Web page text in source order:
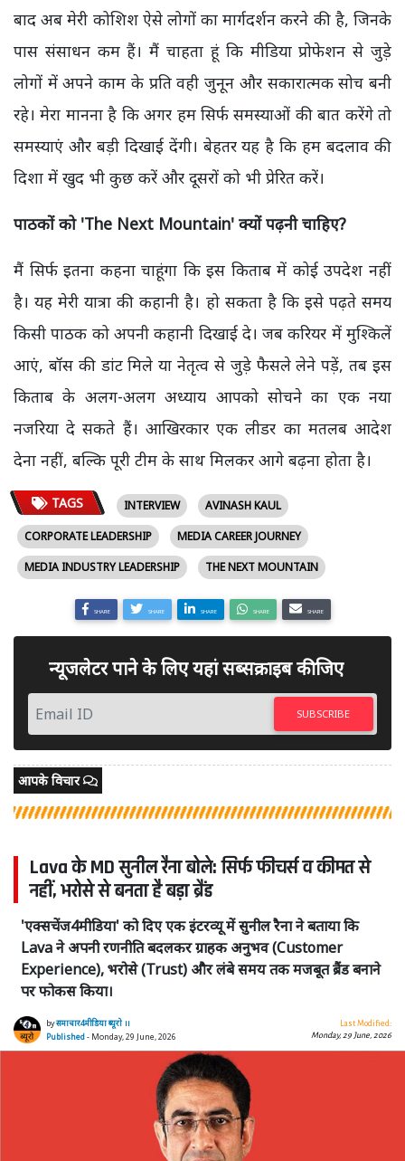
बाद अब मेरी कोशिश ऐसे लोगों का मार्गदर्शन करने की है, जिनके
पास संसाधन कम हैं। मैं चाहता हूं कि मीडिया प्रोफेशन से जुड़े
लोगों में अपने काम के प्रति वही जुनून और सकारात्मक सोच बनी
रहे। मेरा मानना है कि अगर हम सिर्फ समस्याओं की बात करेंगे तो
समस्याएं और बड़ी दिखाई देंगी। बेहतर यह है कि हम बदलाव की
दिशा में खुद भी कुछ करें और दूसरों को भी प्रेरित करें।
पाठकों को 'The Next Mountain' क्यों पढ़नी चाहिए?
मैं सिर्फ इतना कहना चाहूंगा कि इस किताब में कोई उपदेश नहीं
है। यह मेरी यात्रा की कहानी है। हो सकता है कि इसे पढ़ते समय
किसी पाठक को अपनी कहानी दिखाई दे। जब करियर में मुश्किलें
आएं, बॉस की डांट मिले या नेतृत्व से जुड़े फैसले लेने पड़ें, तब इस
किताब के अलग-अलग अध्याय आपको सोचने का एक नया
नजरिया दे सकते हैं। आखिरकार एक लीडर का मतलब आदेश
देना नहीं, बल्कि पूरी टीम के साथ मिलकर आगे बढ़ना होता है।
TAGS INTERVIEW
AVINASH KAUL
CORPORATE LEADERSHIP
MEDIA CAREER JOURNEY
MEDIA INDUSTRY LEADERSHIP
THE NEXT MOUNTAIN
SHARE SHARE SHARE SHARE SHARE
न्यूजलेटर पाने के लिए यहां सब्सक्राइब कीजिए
SUBSCRIBE
आपके विचार
Lava के MD सुनील रैना बोले: सिर्फ फीचर्स व कीमत से
नहीं, भरोसे से बनता है बड़ा ब्रैंड
'एक्सचेंज4मीडिया' को दिए एक इंटरव्यू में सुनील रैना ने बताया कि
Lava ने अपनी रणनीति बदलकर ग्राहक अनुभव (Customer
Experience), भरोसे (Trust) और लंबे समय तक मजबूत ब्रैंड बनाने
पर फोकस किया।
byसमाचार4मीडिया ब्यूरो ।।
Published- Monday, 29 June, 2026
Last Modified:
Monday, 29 June, 2026